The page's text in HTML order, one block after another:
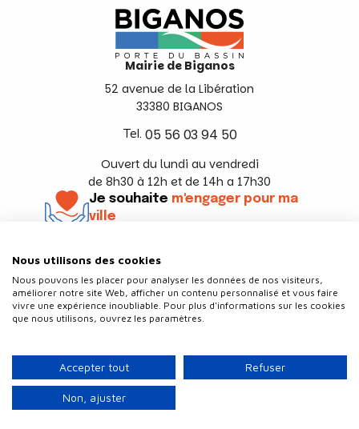
Mairie de Biganos
52 avenue de la Libération
33380 BIGANOS
Tel. 05 56 03 94 50
Ouvert du lundi au vendredi
de 8h30 à 12h et de 14h a 17h30
Je souhaite m'engager pour ma
ville
Suivez-nous
Politique de confidentialité
Plan du site
Nous utilisons des cookies
Nous pouvons les placer pour analyser les données de nos visiteurs,
améliorer notre site Web, afficher un contenu personnalisé et vous faire
vivre une expérience inoubliable. Pour plus d'informations sur les cookies
que nous utilisons, ouvrez les paramètres.
Accepter tout Refuser
Non, ajuster